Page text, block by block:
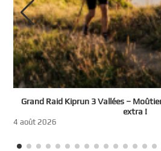
Grand Raid Kiprun 3 Vallées –
extra !
4 août 2026